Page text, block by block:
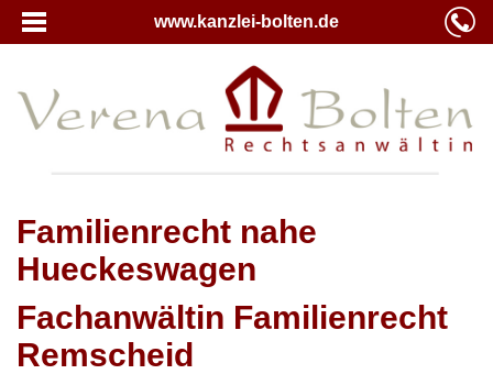
www.kanzlei-bolten.de
Familienrecht nahe
Hueckeswagen
Fachanwältin Familienrecht
Remscheid